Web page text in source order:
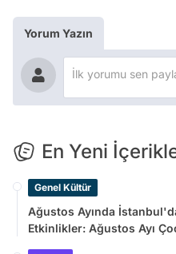
Yorum Yazın
En Yeni
Genel Kültür
Ağustos Ayında
Etkinlikler: Ağustos Ayı